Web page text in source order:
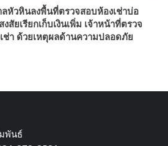
หัวหินลงพื้นที่ตรวจสอบห้องเช่าบ่อ
สัยเรียกเก็บเงินเพิ่ม เจ้าหน้าที่ตรวจ
า ด้วยเหตุผลด้านความปลอดภัย
พันธ์